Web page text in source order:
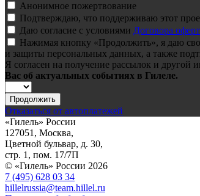
Анонимное пожертвование
Подтверждаю, что поддерживаю этот
Даю согласие с условиями Договора
Нажимая кнопку «Продолжить», я даю
и защиты персональных данных, а также
Я согласен на получение рассылок и другой
Вас об актуальных событиях в Гилеле.
Продолжить
Отказаться от автоплатежей
«Гилель» России
127051, Москва,
Цветной бульвар, д. 30,
стр. 1, пом. 17/7П
© «Гилель» России 2026
7 (495) 628 03 34
hillelrussia@team.hillel.ru